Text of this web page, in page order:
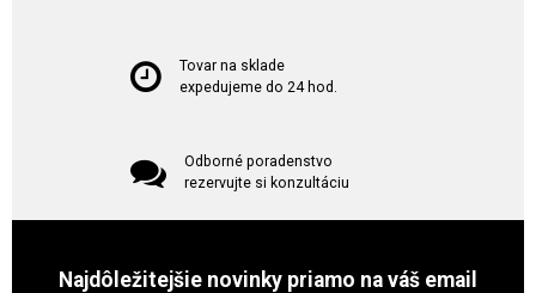
Tovar na sklade
expedujeme do 24 hod.
Odborné poradenstvo
rezervujte si konzultáciu
Najdôležitejšie novinky priamo na váš email